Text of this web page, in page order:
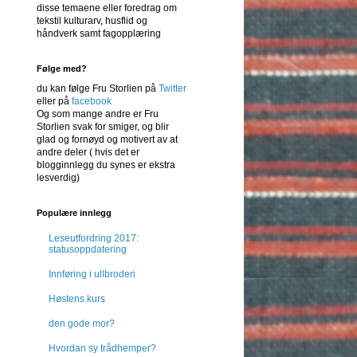
disse temaene eller foredrag om
tekstil kulturarv, husflid og
håndverk samt fagopplæring
Følge med?
du kan følge Fru Storlien på Twitter
eller på facebook
Og som mange andre er Fru
Storlien svak for smiger, og blir
glad og fornøyd og motivert av at
andre deler ( hvis det er
blogginnlegg du synes er ekstra
lesverdig)
Populære innlegg
Leseutfordring 2017:
statusoppdatering
Innføring i ullbroderi
Høstens kurs
den gode mor?
Hvordan sy trådhemper?